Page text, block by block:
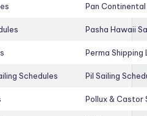
Pan Continental
Pasha Hawaii
Perma Shipping
Schedules Pil Sailing
Pollux & Castor